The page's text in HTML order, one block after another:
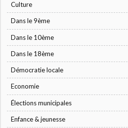
Culture
Dans le 9ème
Dans le 10ème
Dans le 18ème
Démocratie locale
Economie
Élections municipales
Enfance & jeunesse